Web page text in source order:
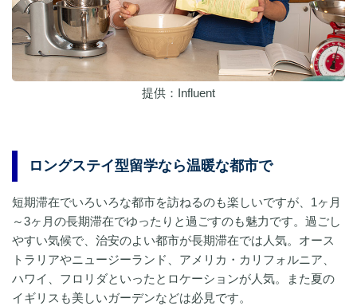
提供：Influent
ロングステイ型留学なら温暖な都市で
短期滞在でいろいろな都市を訪ねるのも楽しいですが、1ヶ月
～3ヶ月の長期滞在でゆったりと過ごすのも魅力です。過ごし
やすい気候で、治安のよい都市が長期滞在では人気。オース
トラリアやニュージーランド、アメリカ・カリフォルニア、
ハワイ、フロリダといったとロケーションが人気。また夏の
イギリスも美しいガーデンなどは必見です。